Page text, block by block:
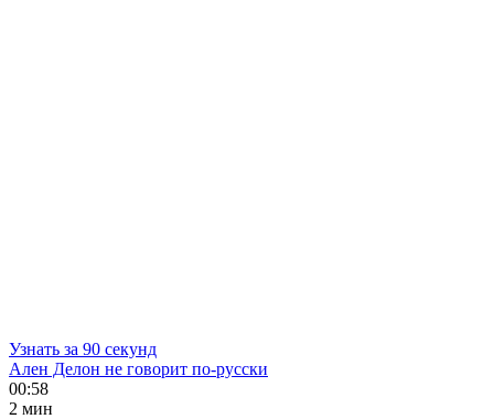
Узнать за 90 секунд
Ален Делон не говорит по-русски
00:58
2 мин